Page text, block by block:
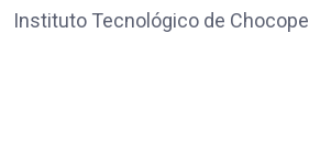
Instituto Tecnológico de